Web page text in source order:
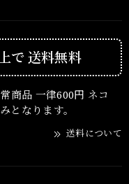
で送料無料
商品 一律600円 ネコ
となります。
送料について